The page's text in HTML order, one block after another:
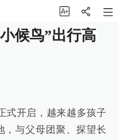
候鸟”出行高
式开启，越来越多孩子
，与父母团聚、探望长